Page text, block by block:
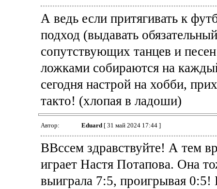
А ведь если притягивать к
подход (выдавать
сопутствующих танцев и
ложками собираются на
сегодня настрой на хобби,
такто! (хлопая в ладоши)
Автор: Eduard[ 31 май 2024 17:44 ]
ВВссем здравствуйте! А тем
играет Настя Потапова. Она
выиграла 7:5, проигрывая 0:5!